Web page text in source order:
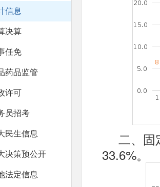
信息
决算
任免
药品监管
许可
员招考
民生信息
决策预公开
法定信息
二、固
33.6%。